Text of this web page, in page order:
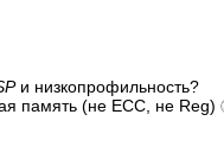
и низкопрофильность?
память (не ECC, не Reg)